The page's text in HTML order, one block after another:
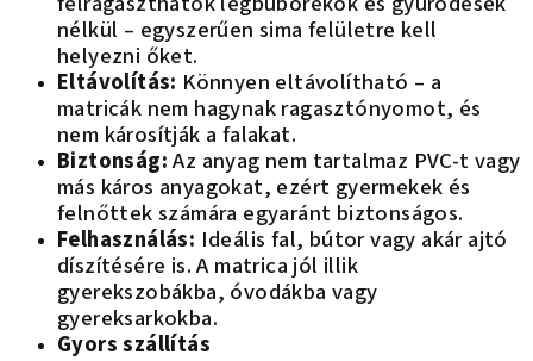
nélkül – egyszerűen sima felületre kell
helyezni őket.
Eltávolítás: Könnyen eltávolítható – a
matricák nem hagynak ragasztónyomot, és
nem károsítják a falakat.
Biztonság:Az anyag nem tartalmaz PVC-t vagy
más káros anyagokat, ezért gyermekek és
felnőttek számára egyaránt biztonságos.
Felhasználás: Ideális fal, bútor vagy akár ajtó
díszítésére is. A matrica jól illik
gyerekszobákba, óvodákba vagy
gyereksarkokba.
Gyors szállítás